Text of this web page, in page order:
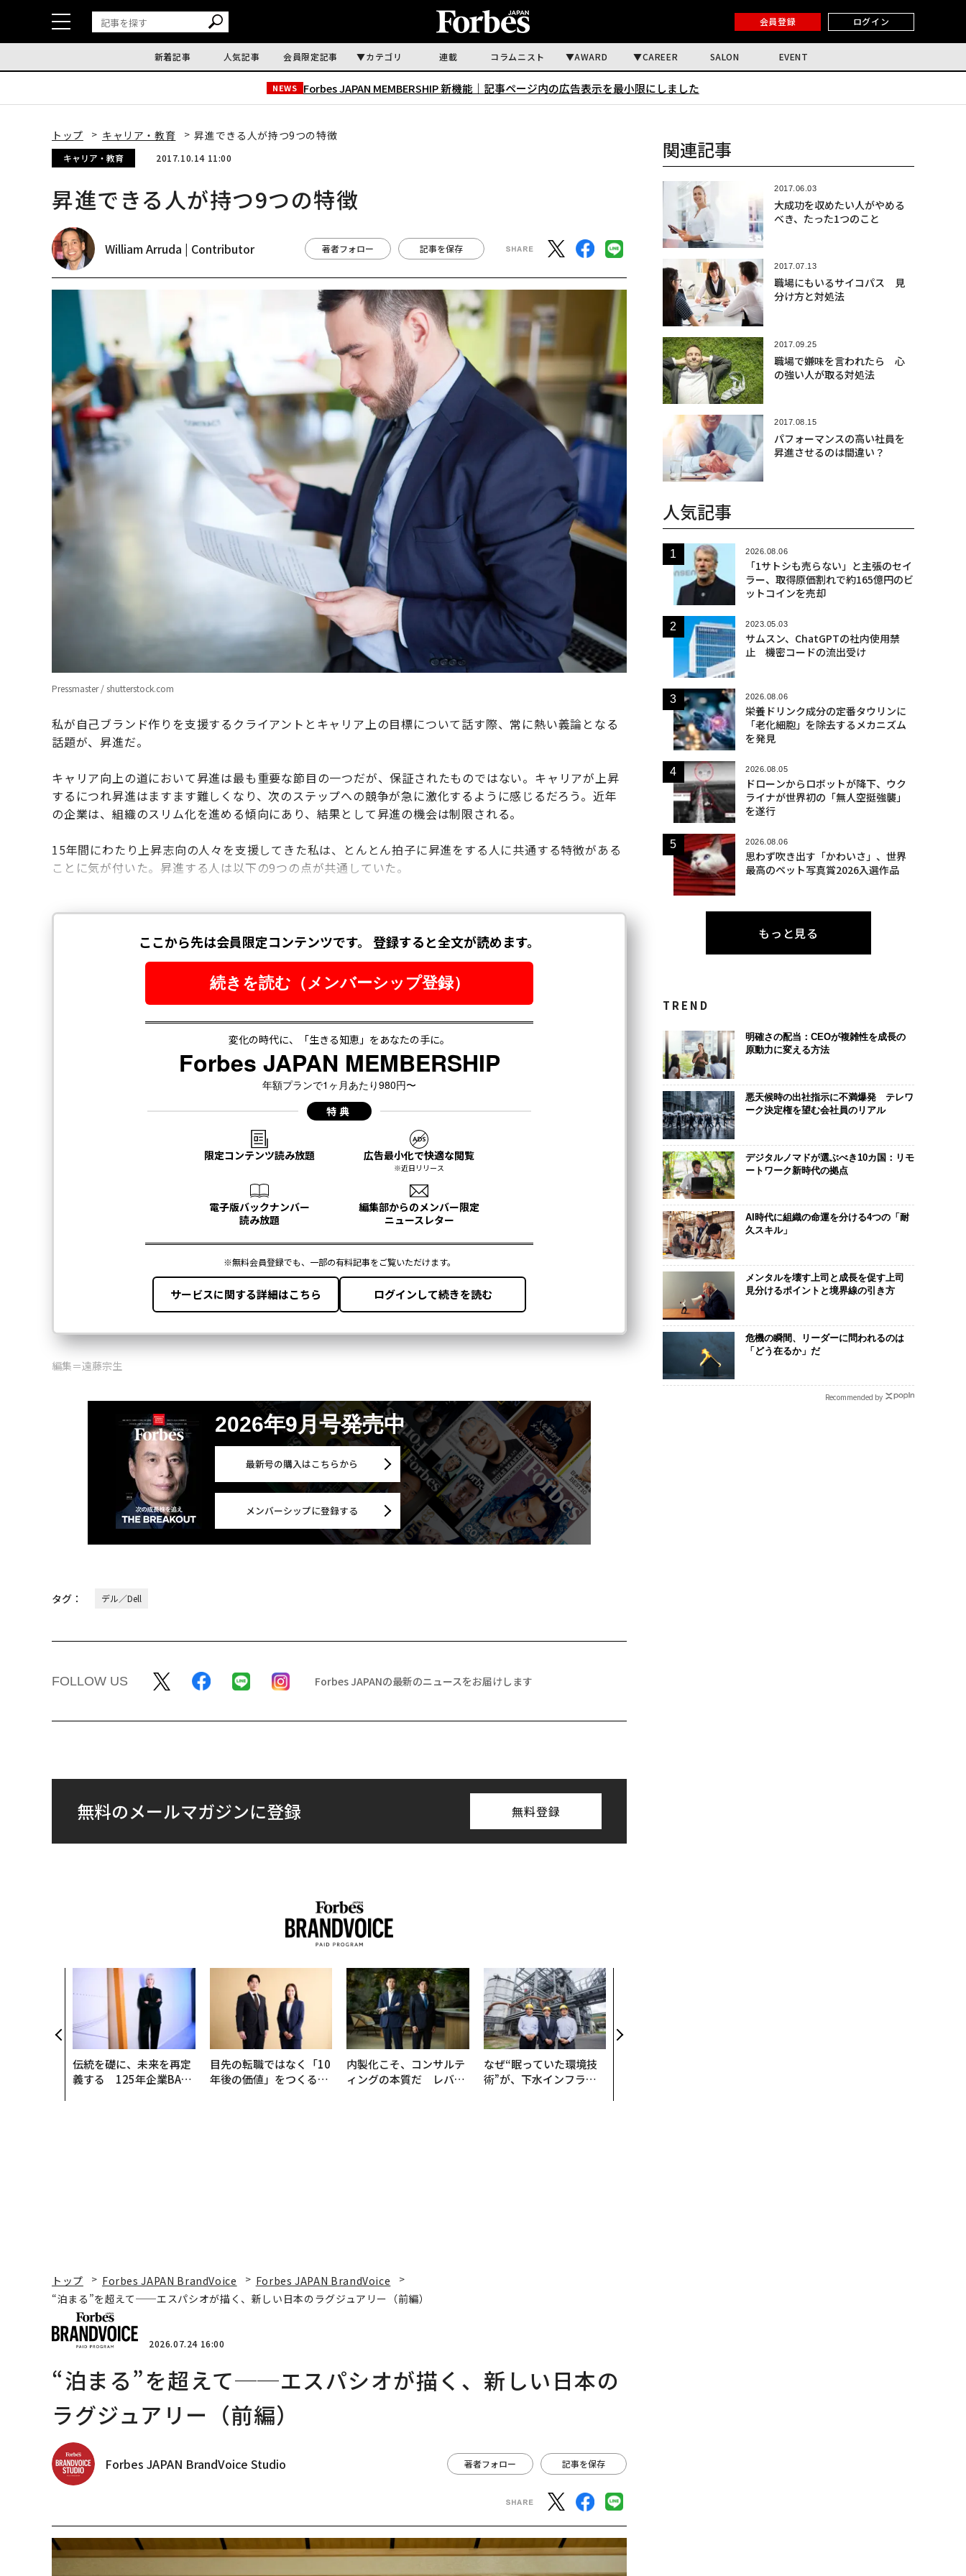
会員登録 ログイン
新着記事 人気記事 会員限定記事 カテゴリ 連載 コラムニスト AWARD CAREER SALON EVENT
NEWS Forbes JAPAN MEMBERSHIP 新機能｜ 記事ページ内の広告表示を最小限にしました
トップ キャリア・教育 昇進できる人が持つ9つの特徴
キャリア・教育 2017.10.14 11:00
昇進できる人が持つ9つの特徴
William Arruda | Contributor 著者フォロー 記事を保存
Pressmaster / shutterstock.com
私が自己ブランド作りを支援するクライアントとキャリア上の目標について話す際、常に熱い義論となる
話題が、昇進だ。
キャリア向上の道において昇進は最も重要な節目の一つだが、保証されたものではない。キャリアが上昇
するにつれ昇進はますます難しくなり、次のステップへの競争が急に激化するように感じるだろう。近年
の企業は、組織のスリム化を進める傾向にあり、結果として昇進の機会は制限される。
15年間にわたり上昇志向の人々を支援してきた私は、とんとん拍子に昇進をする人に共通する特徴がある
ことに気が付いた。昇進する人は以下の9つの点が共通していた。
編集＝遠藤宗生
2026年9月号発売中
最新号の購入はこちらから
メンバーシップに登録する
タグ： デル／Dell
FOLLOW US Forbes JAPANの最新のニュースをお届けします
無料のメールマガジンに登録 無料登録
伝統を礎に、未来を再定
義する 125年企業BAT
目先の転職ではなく「10
年後の価値」をつくる─
内製化こそ、コンサルテ
ィングの本質だ レバレ
なぜ“眠っていた環境技
術”が、下水インフラを
関連記事
2017.06.03
大成功を収めたい人がやめる
べき、たった1つのこと
2017.07.13
職場にもいるサイコパス 見
分け方と対処法
2017.09.25
職場で嫌味を言われたら 心
の強い人が取る対処法
2017.08.15
パフォーマンスの高い社員を
昇進させるのは間違い？
人気記事
2026.08.06
「1サトシも売らない」と主張のセイ
ラー、取得原価割れで約165億円のビ
ットコインを売却
2023.05.03
サムスン、ChatGPTの社内使用禁
止 機密コードの流出受け
2026.08.06
栄養ドリンク成分の定番タウリンに
「老化細胞」を除去するメカニズム
を発見
2026.08.05
ドローンからロボットが降下、ウク
ライナが世界初の「無人空挺強襲」
を遂行
2026.08.06
思わず吹き出す「かわいさ」、世界
最高のペット写真賞2026入選作品
もっと見る
TREND
明確さの配当：CEOが複雑性を成長の
原動力に変える方法
悪天候時の出社指示に不満爆発 テレワ
ーク決定権を望む会社員のリアル
デジタルノマドが選ぶべき10カ国：リモ
ートワーク新時代の拠点
AI時代に組織の命運を分ける4つの「耐
久スキル」
メンタルを壊す上司と成長を促す上司
見分けるポイントと境界線の引き方
危機の瞬間、リーダーに問われるのは
「どう在るか」だ
Recommended by
トップ Forbes JAPAN BrandVoice
Forbes JAPAN BrandVoice
“泊まる”を超えて──エスパシオが描く、新しい日本のラグジュアリー（前編）
2026.07.24 16:00
“泊まる”を超えて──エスパシオが描く、新しい日本の
ラグジュアリー（前編）
Forbes JAPAN BrandVoice Studio 著者フォロー 記事を保存